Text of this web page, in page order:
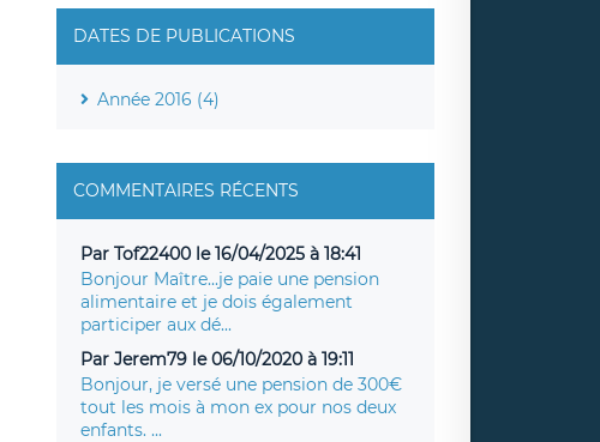
DATES DE PUBLICATIONS
Année 2016 (4)
COMMENTAIRES RÉCENTS
Par Tof22400 le 16/04/2025 à 18:41
Bonjour Maître...je paie une pension
alimentaire et je dois également
participer aux dé...
Par Jerem79 le 06/10/2020 à 19:11
Bonjour, je versé une pension de 300€
tout les mois à mon ex pour nos deux
enfants. ...